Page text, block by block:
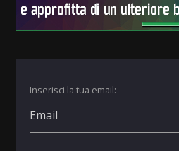
Inserisci la tua email: